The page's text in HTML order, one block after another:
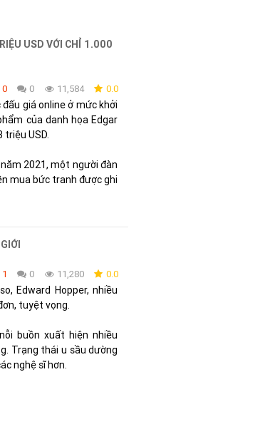
USD VỚI CHỈ 1.000
0 0 11,584 0.0
giá online ở mức khởi
của danh họa Edgar
USD.
2021, một người đàn
mua bức tranh được ghi
1 0 11,280 0.0
Edward Hopper, nhiều
tuyệt vọng.
buồn xuất hiện nhiều
Trạng thái u sầu dường
nghệ sĩ hơn.